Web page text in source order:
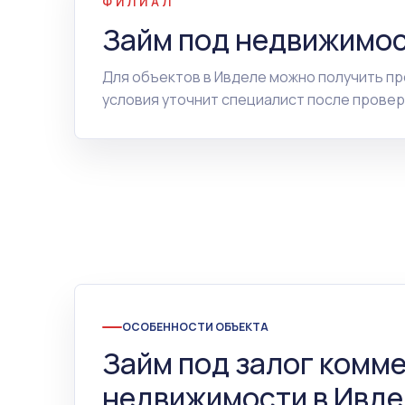
Займ под
Для объектов в Ивделе можно получить
условия уточнит специалист после
ОСОБЕННОСТИ ОБЪЕКТА
Займ под залог